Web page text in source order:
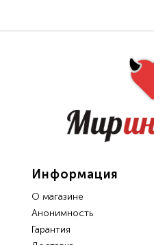
Информация
О магазине
Анонимность
Гарантия